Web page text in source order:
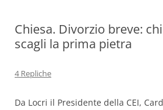
Chiesa. Divorzio breve:
scagli la prima pietra
4 Repliche
Da Locri il Presidente della CEI,